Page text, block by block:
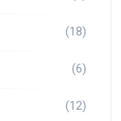
(18)
(6)
(12)